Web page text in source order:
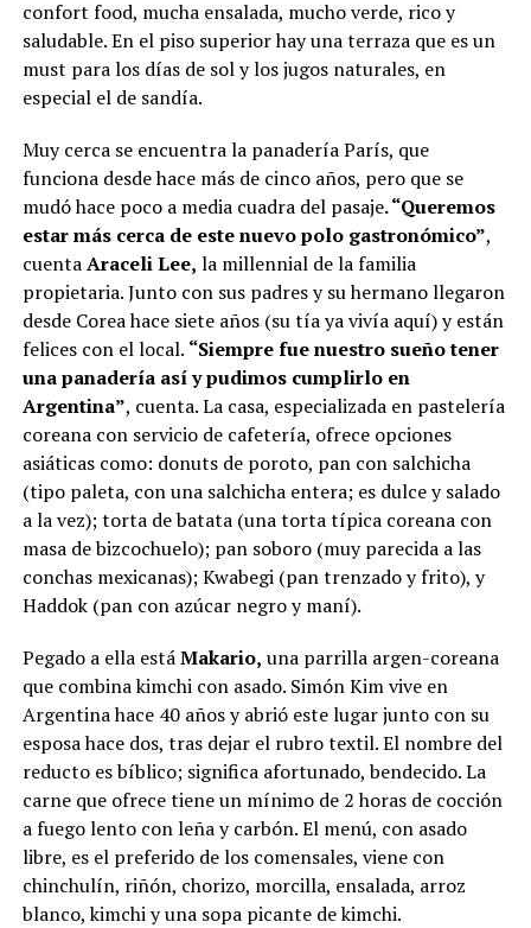
confort food, mucha ensalada, mucho verde, rico y
saludable. En el piso superior hay una terraza que es un
must para los días de sol y los jugos naturales, en
especial el de sandía.
Muy cerca se encuentra la panadería París, que
funciona desde hace más de cinco años, pero que se
mudó hace poco a media cuadra del pasaje. “Queremos
estar más cerca de este nuevo polo gastronómico”,
cuentaAraceli Lee, la millennial de la familia
propietaria. Junto con sus padres y su hermano llegaron
desde Corea hace siete años (su tía ya vivía aquí) y están
felices con el local. “Siempre fue nuestro sueño tener
una panadería así y pudimos cumplirlo en
Argentina”, cuenta. La casa, especializada en pastelería
coreana con servicio de cafetería, ofrece opciones
asiáticas como: donuts de poroto, pan con salchicha
(tipo paleta, con una salchicha entera; es dulce y salado
a la vez); torta de batata (una torta típica coreana con
masa de bizcochuelo); pan soboro (muy parecida a las
conchas mexicanas); Kwabegi (pan trenzado y frito), y
Haddok (pan con azúcar negro y maní).
Pegado a ella estáMakario, una parrilla argen-coreana
que combina kimchi con asado. Simón Kim vive en
Argentina hace 40 años y abrió este lugar junto con su
esposa hace dos, tras dejar el rubro textil. El nombre del
reducto es bíblico; significa afortunado, bendecido. La
carne que ofrece tiene un mínimo de 2 horas de cocción
a fuego lento con leña y carbón. El menú, con asado
libre, es el preferido de los comensales, viene con
chinchulín, riñón, chorizo, morcilla, ensalada, arroz
blanco, kimchi y una sopa picante de kimchi.